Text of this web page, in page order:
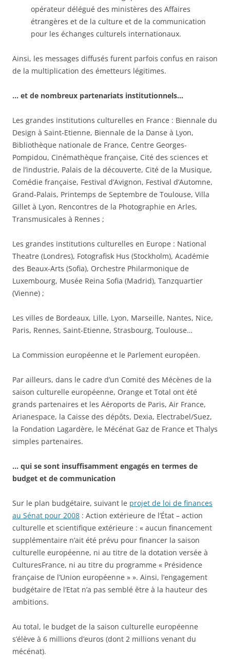
opérateur délégué des ministères des Affaires
étrangères et de la culture et de la communication
pour les échanges culturels internationaux.
Ainsi, les messages diffusés furent parfois confus en raison
de la multiplication des émetteurs légitimes.
… et de nombreux partenariats institutionnels…
Les grandes institutions culturelles en France : Biennale du
Design à Saint-Etienne, Biennale de la Danse à Lyon,
Bibliothèque nationale de France, Centre Georges-
Pompidou, Cinémathèque française, Cité des sciences et
de l’industrie, Palais de la découverte, Cité de la Musique,
Comédie française, Festival d’Avignon, Festival d’Automne,
Grand-Palais, Printemps de Septembre de Toulouse, Villa
Gillet à Lyon, Rencontres de la Photographie en Arles,
Transmusicales à Rennes ;
Les grandes institutions culturelles en Europe : National
Theatre (Londres), Fotografisk Hus (Stockholm), Académie
des Beaux-Arts (Sofia), Orchestre Philarmonique de
Luxembourg, Musée Reina Sofia (Madrid), Tanzquartier
(Vienne) ;
Les villes de Bordeaux, Lille, Lyon, Marseille, Nantes, Nice,
Paris, Rennes, Saint-Etienne, Strasbourg, Toulouse…
La Commission européenne et le Parlement européen.
Par ailleurs, dans le cadre d’un Comité des Mécènes de la
saison culturelle européenne, Orange et Total ont été
grands partenaires et les Aéroports de Paris, Air France,
Arianespace, la Caisse des dépôts, Dexia, Electrabel/Suez,
la Fondation Lagardère, le Mécénat Gaz de France et Thalys
simples partenaires.
… qui se sont insuffisamment engagés en termes de
budget et de communication
Sur le plan budgétaire, suivant le projet de loi de finances
au Sénat pour 2008 : Action extérieure de l’État – action
culturelle et scientifique extérieure : « aucun financement
supplémentaire n’ait été prévu pour financer la saison
culturelle européenne, ni au titre de la dotation versée à
CulturesFrance, ni au titre du programme « Présidence
française de l’Union européenne » ». Ainsi, l’engagement
budgétaire de l’Etat n’a pas semblé être à la hauteur des
ambitions.
Au total, le budget de la saison culturelle européenne
s’élève à 6 millions d’euros (dont 2 millions venant du
mécénat).